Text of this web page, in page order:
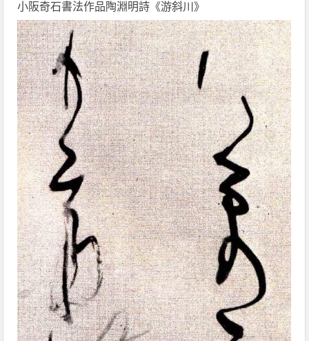
小阪奇石書法作品陶淵明詩《游斜川》